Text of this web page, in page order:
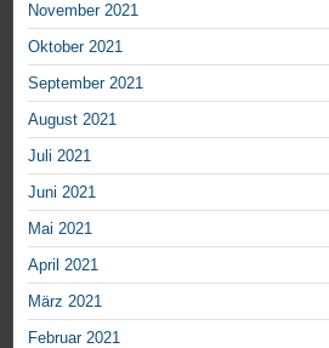
November 2021
Oktober 2021
September 2021
August 2021
Juli 2021
Juni 2021
Mai 2021
April 2021
März 2021
Februar 2021